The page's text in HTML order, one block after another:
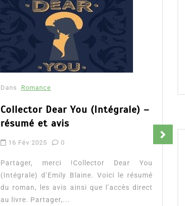
Dans Romance
Collector Dear You (Intégrale) –
résumé et avis
16 Fév 2025 0
Partager, merci !Collector Dear You
(Intégrale) d’Emily Blaine. Voici le résumé
du roman, les avis ainsi que l’accès direct
au livre. Partager,...